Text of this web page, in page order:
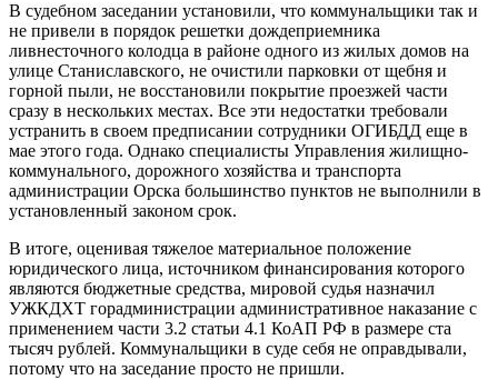
В судебном заседании установили, что коммунальщики так и
не привели в порядок решетки дождеприемника
ливнесточного колодца в районе одного из жилых домов на
улице Станиславского, не очистили парковки от щебня и
горной пыли, не восстановили покрытие проезжей части
сразу в нескольких местах. Все эти недостатки требовали
устранить в своем предписании сотрудники ОГИБДД еще в
мае этого года. Однако специалисты Управления жилищно-
коммунального, дорожного хозяйства и транспорта
администрации Орска большинство пунктов не выполнили в
установленный законом срок.
В итоге, оценивая тяжелое материальное положение
юридического лица, источником финансирования которого
являются бюджетные средства, мировой судья назначил
УЖКДХТ горадминистрации административное наказание с
применением части 3.2 статьи 4.1 КоАП РФ в размере ста
тысяч рублей. Коммунальщики в суде себя не оправдывали,
потому что на заседание просто не пришли.